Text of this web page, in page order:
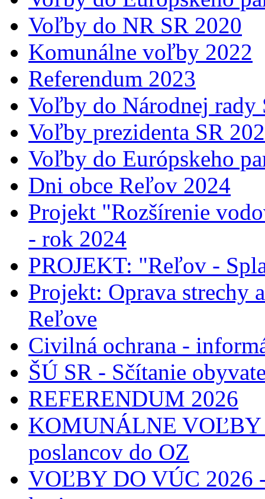
Voľby do NR SR 2020
Komunálne voľby 2022
Referendum 2023
Voľby do Národnej rady
Voľby prezidenta SR
Voľby do Európskeho
Dni obce Reľov 2024
Projekt "Rozšírenie
- rok 2024
PROJEKT: "Reľov -
Projekt: Oprava strechy
Reľove
Civilná ochrana -
ŠÚ SR - Sčítanie
REFERENDUM 2026
KOMUNÁLNE VOĽBY
poslancov do OZ
VOĽBY DO VÚC 2026